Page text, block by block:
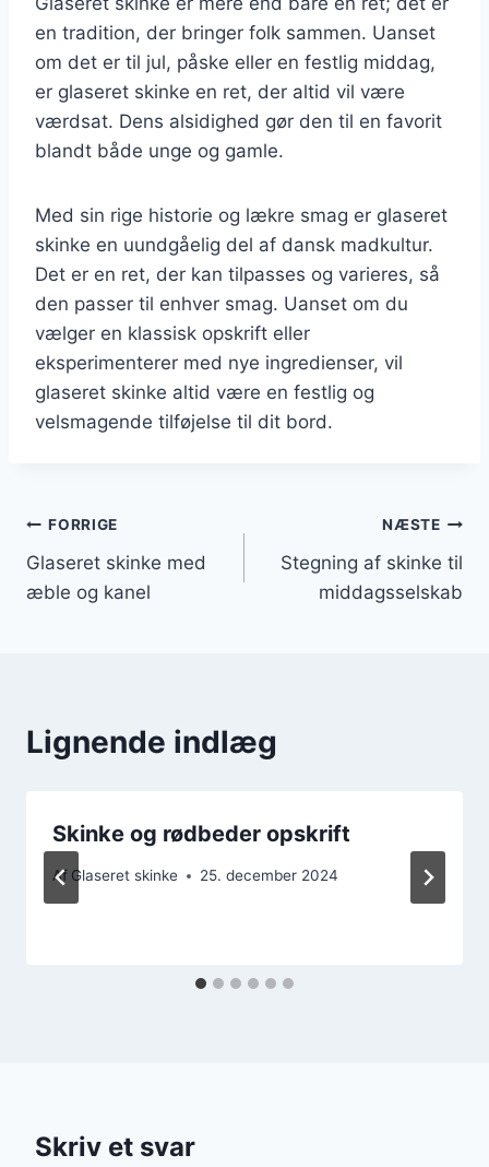
en tradition, der bringer folk sammen. Uanset
om det er til jul, påske eller en festlig middag,
er glaseret skinke en ret, der altid vil være
værdsat. Dens alsidighed gør den til en favorit
blandt både unge og gamle.
Med sin rige historie og lækre smag er glaseret
skinke en uundgåelig del af dansk madkultur.
Det er en ret, der kan tilpasses og varieres, så
den passer til enhver smag. Uanset om du
vælger en klassisk opskrift eller
eksperimenterer med nye ingredienser, vil
glaseret skinke altid være en festlig og
velsmagende tilføjelse til dit bord.
Indlægsnavigation
FORRIGE
Glaseret skinke med
æble og kanel
NÆSTE
Stegning af skinke til
middagsselskab
Lignende indlæg
Skinke og rødbeder opskrift
Af Glaseret skinke 25. december 2024
Skriv et svar